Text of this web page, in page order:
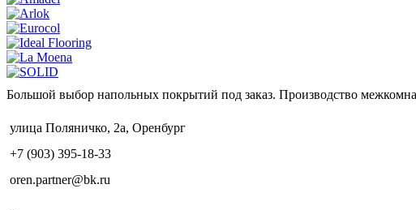
Большой выбор напольных покрытий под заказ. Производство
улица Поляничко, 2а, Оренбург
+7 (903) 395-18-33
oren.partner@bk.ru